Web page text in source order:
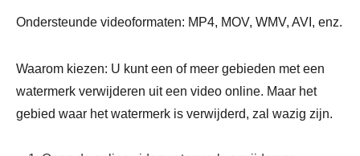
Ondersteunde videoformaten: MP4, MOV, WMV, AVI, enz.
Waarom kiezen: U kunt een of meer gebieden met een
watermerk verwijderen uit een video online. Maar het
gebied waar het watermerk is verwijderd, zal wazig zijn.